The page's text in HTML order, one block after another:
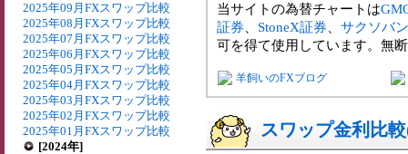
2025年09月FXスワップ比較
2025年08月FXスワップ比較
2025年07月FXスワップ比較
2025年06月FXスワップ比較
2025年05月FXスワップ比較
2025年04月FXスワップ比較
2025年03月FXスワップ比較
2025年02月FXスワップ比較
2025年01月FXスワップ比較
[2024年]
当サイトの為替チャートは
証券
StoneX証券
サクソバ
可を得て使用しています。無
羊飼いのFXブログ
スワップ金利比